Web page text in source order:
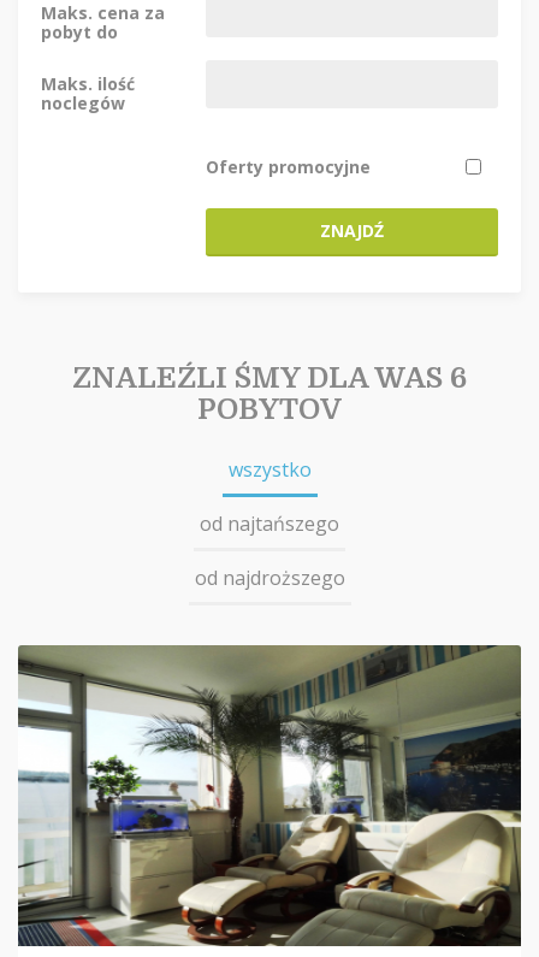
Maks. cena za
pobyt do
Maks. ilość
noclegów
Oferty promocyjne
ZNAJDŹ
ZNALEŹLI ŚMY DLA WAS 6
POBYTOV
wszystko
od najtańszego
od najdroższego